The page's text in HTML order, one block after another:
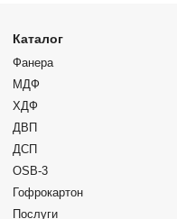
Каталог
Фанера
МДФ
ХДФ
ДВП
ДСП
OSB-3
Гофрокартон
Послуги